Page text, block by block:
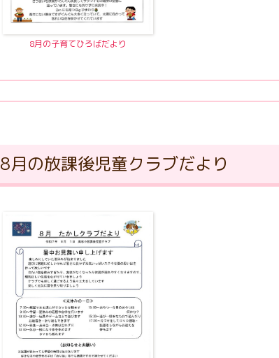
8月の子育てひろばだより
8月の放課後児童クラブだより